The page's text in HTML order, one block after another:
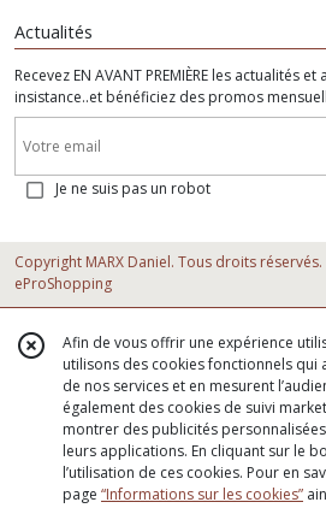
Actualités
Recevez EN AVANT PREMIÈRE les actualités
insistance..et bénéficiez des promos
Je ne suis pas un robot
Copyright MARX Daniel. Tous droits
eProShopping
Afin de vous offrir une expérience
utilisons des cookies fonctionnels
de nos services et en mesurent
également des cookies de suivi
montrer des publicités
leurs applications. En cliquant sur le
l’utilisation de ces cookies. Pour en
page “Informations sur les cookies”